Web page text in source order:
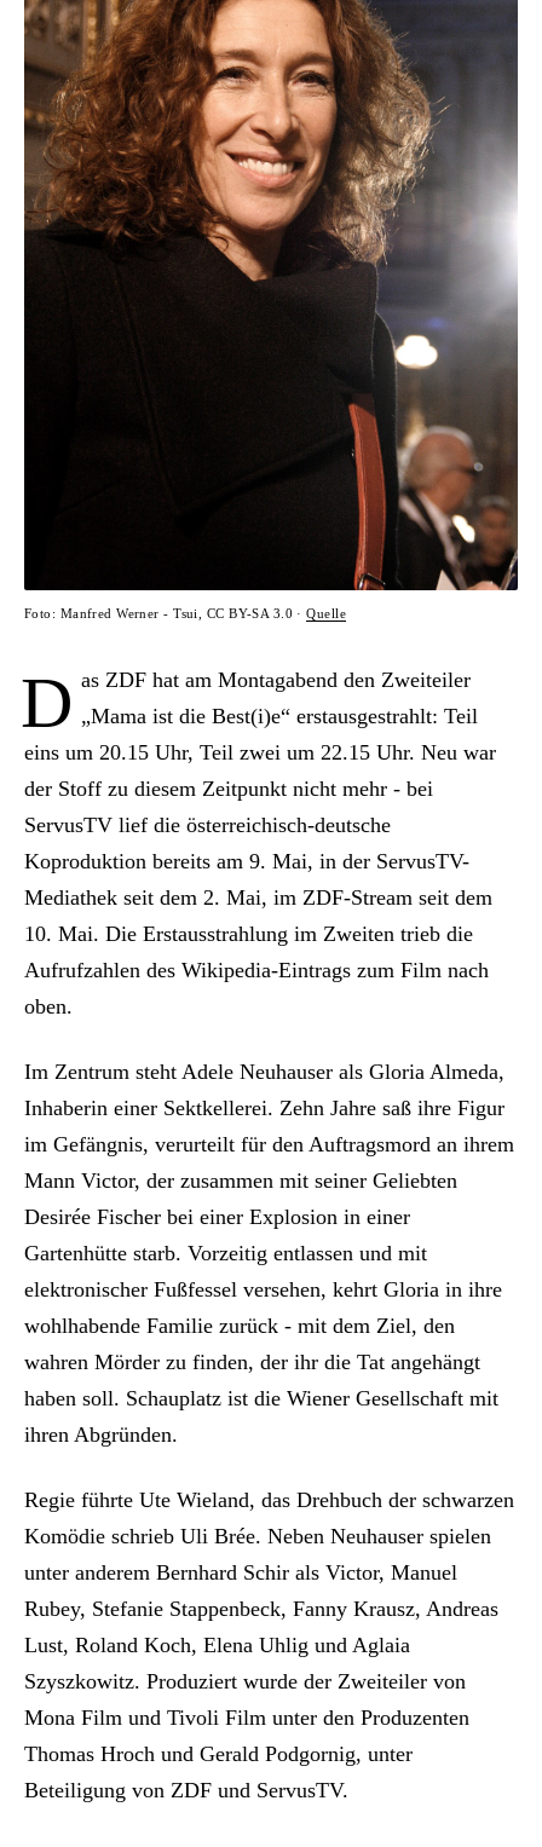
Foto: Manfred Werner - Tsui, CC BY-SA 3.0 ·Quelle
D as ZDF hat am Montagabend den Zweiteiler
„Mama ist die Best(i)e“ erstausgestrahlt: Teil
eins um 20.15 Uhr, Teil zwei um 22.15 Uhr. Neu war
der Stoff zu diesem Zeitpunkt nicht mehr - bei
ServusTV lief die österreichisch-deutsche
Koproduktion bereits am 9. Mai, in der ServusTV-
Mediathek seit dem 2. Mai, im ZDF-Stream seit dem
10. Mai. Die Erstausstrahlung im Zweiten trieb die
Aufrufzahlen des Wikipedia-Eintrags zum Film nach
oben.
Im Zentrum steht Adele Neuhauser als Gloria Almeda,
Inhaberin einer Sektkellerei. Zehn Jahre saß ihre Figur
im Gefängnis, verurteilt für den Auftragsmord an ihrem
Mann Victor, der zusammen mit seiner Geliebten
Desirée Fischer bei einer Explosion in einer
Gartenhütte starb. Vorzeitig entlassen und mit
elektronischer Fußfessel versehen, kehrt Gloria in ihre
wohlhabende Familie zurück - mit dem Ziel, den
wahren Mörder zu finden, der ihr die Tat angehängt
haben soll. Schauplatz ist die Wiener Gesellschaft mit
ihren Abgründen.
Regie führte Ute Wieland, das Drehbuch der schwarzen
Komödie schrieb Uli Brée. Neben Neuhauser spielen
unter anderem Bernhard Schir als Victor, Manuel
Rubey, Stefanie Stappenbeck, Fanny Krausz, Andreas
Lust, Roland Koch, Elena Uhlig und Aglaia
Szyszkowitz. Produziert wurde der Zweiteiler von
Mona Film und Tivoli Film unter den Produzenten
Thomas Hroch und Gerald Podgornig, unter
Beteiligung von ZDF und ServusTV.